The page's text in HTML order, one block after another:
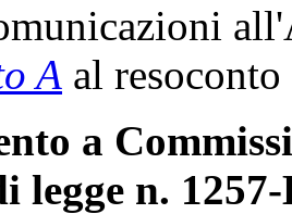
A al
a
legge n.